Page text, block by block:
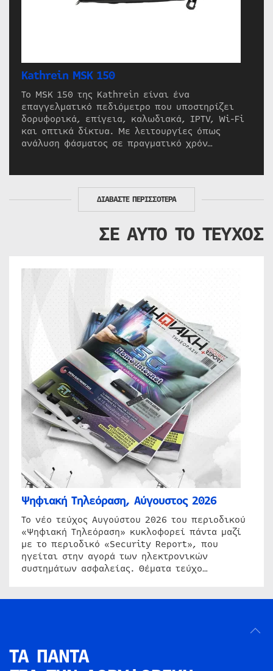
Kathrein MSK 150
Το MSK 150 της Kathrein είναι ένα
επαγγελματικό πεδιόμετρο που υποστηρίζει
δορυφορικά, επίγεια, καλωδιακά, IPTV, Wi-Fi
και οπτικά δίκτυα. Με λειτουργίες όπως
ανάλυση φάσματος σε πραγματικό χρόν…
ΔΙΑΒΑΣΤΕ ΠΕΡΙΣΣΟΤΕΡΑ
ΣΕ ΑΥΤΟ ΤΟ ΤΕΥΧΟΣ
Ψηφιακή Τηλεόραση, Αύγουστος 2026
Το νέο τεύχος Αυγούστου 2026 του περιοδικού
«Ψηφιακή Τηλεόραση» κυκλοφορεί πάντα μαζί
με το περιοδικό «Security Report», που
ηγείται στην αγορά των ηλεκτρονικών
συστημάτων ασφαλείας. Θέματα τεύχο…
ΤΑ ΠΑΝΤΑ